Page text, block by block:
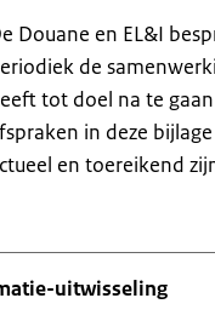
Douane en EL&I
de
tot doel na te
in deze
en toereikend
uitwisseling